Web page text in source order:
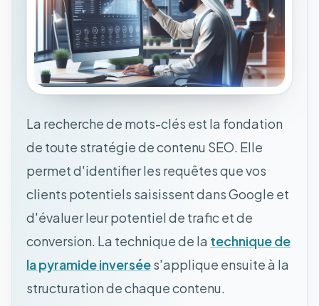
La recherche de mots-clés est la fondation
de toute stratégie de contenu SEO. Elle
permet d'identifier les requêtes que vos
clients potentiels saisissent dans Google et
d'évaluer leur potentiel de trafic et de
conversion. La technique de la technique de
la pyramide inversées'applique ensuite à la
structuration de chaque contenu.